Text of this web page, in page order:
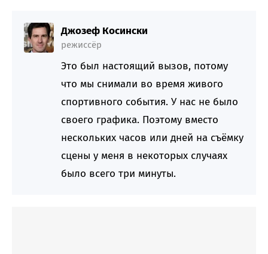
Джозеф Косински
режиссёр
Это был настоящий вызов, потому
что мы снимали во время живого
спортивного события. У нас не было
своего графика. Поэтому вместо
нескольких часов или дней на съёмку
сцены у меня в некоторых случаях
было всего три минуты.